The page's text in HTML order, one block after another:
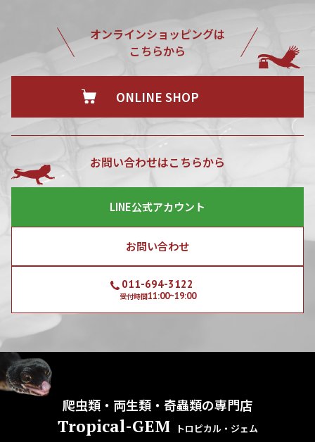
オンラインショッピングは
こちらから
ONLINE SHOP
お問い合わせはこちらから
LINE公式アカウント
お問い合わせ
011-694-3122
受付時間11:00~19:00
爬虫類・両生類・奇蟲類の専門店
Tropical-GEM トロピカル・ジェム